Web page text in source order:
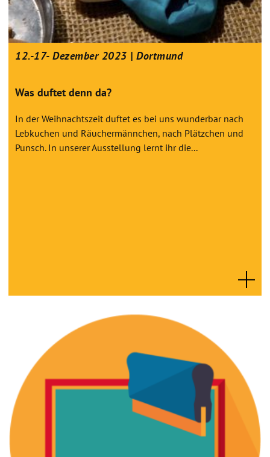
12.-17- Dezember 2023 | Dortmund
Was duftet denn da?
In der Weihnachtszeit duftet es bei uns wunderbar nach
Lebkuchen und Räuchermännchen, nach Plätzchen und
Punsch. In unserer Ausstellung lernt ihr die...